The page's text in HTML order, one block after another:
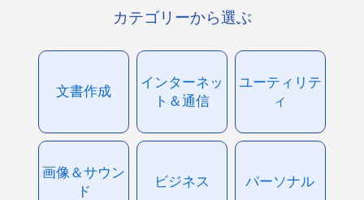
カテゴリーから選ぶ
文書作成
インターネッ
ト＆通信
ユーティリテ
ィ
画像＆サウン
ド
ビジネス パーソナル